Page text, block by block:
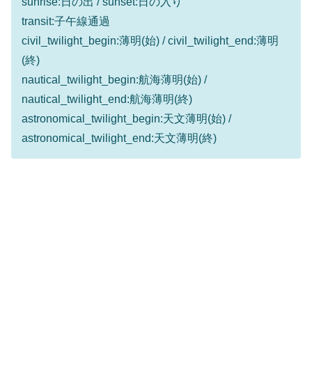
transit:子午線通過
civil_twilight_begin:薄明(始) / civil_twilight_end:薄明
(終)
nautical_twilight_begin:航海薄明(始) /
nautical_twilight_end:航海薄明(終)
astronomical_twilight_begin:天文薄明(始) /
astronomical_twilight_end:天文薄明(終)